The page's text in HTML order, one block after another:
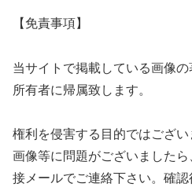
【免責事項】
当サイトで掲載している画像
所有者に帰属致します。
権利を侵害する目的ではござ
画像等に問題がございました
接メールでご連絡下さい。確認